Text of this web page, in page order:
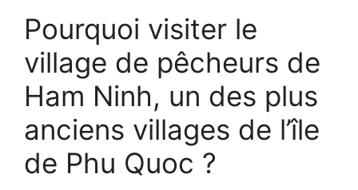
Pourquoi visiter le
village de pêcheurs de
Ham Ninh, un des plus
anciens villages de l’île
de Phu Quoc ?